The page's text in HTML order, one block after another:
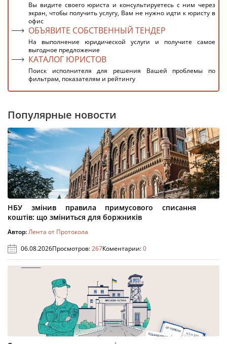
Вы видите своего юриста и консультируетесь с ним через
экран, чтобы получить услугу, Вам не нужно идти к юристу в
офис
ОБЪЯВИТЕ СОБСТВЕННЫЙ ТЕНДЕР
На выполнение юридической услуги и получите самое
выгодное предложение
КАТАЛОГ ЮРИСТОВ
Поиск исполнителя для решения Вашей проблемы по
фильтрам, показателям и рейтингу
Популярные новости
НБУ змінив правила примусового списання
коштів: що зміниться для боржників
Автор:Лента от Протокола
06.08.2026Просмотров:267Коментарии:0